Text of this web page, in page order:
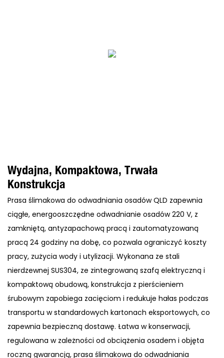
Wydajna, Kompaktowa, Trwała
Konstrukcja
Prasa ślimakowa do odwadniania osadów QLD zapewnia
ciągłe, energooszczędne odwadnianie osadów 220 V, z
zamkniętą, antyzapachową pracą i zautomatyzowaną
pracą 24 godziny na dobę, co pozwala ograniczyć koszty
pracy, zużycia wody i utylizacji. Wykonana ze stali
nierdzewnej SUS304, ze zintegrowaną szafą elektryczną i
kompaktową obudową, konstrukcja z pierścieniem
śrubowym zapobiega zacięciom i redukuje hałas podczas
transportu w standardowych kartonach eksportowych, co
zapewnia bezpieczną dostawę. Łatwa w konserwacji,
regulowana w zależności od obciążenia osadem i objęta
roczną gwarancją, prasa ślimakowa do odwadniania